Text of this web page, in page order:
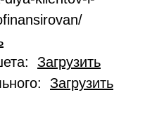
Загрузить
Загрузить